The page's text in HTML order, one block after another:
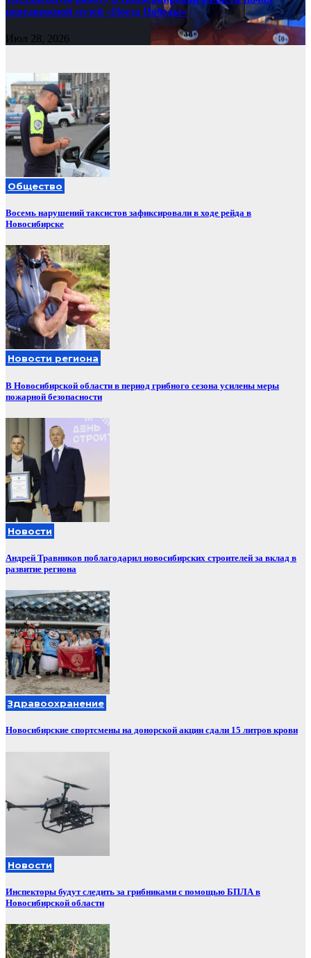
передвижной музей «Поезд Победы»
Июл 28, 2026
Общество
Восемь нарушений таксистов зафиксировали в ходе рейда в
Новосибирске
Новости региона
В Новосибирской области в период грибного сезона усилены меры
пожарной безопасности
Новости
Андрей Травников поблагодарил новосибирских строителей за вклад в
развитие региона
Здравоохранение
Новосибирские спортсмены на донорской акции сдали 15 литров крови
Новости
Инспекторы будут следить за грибниками с помощью БПЛА в
Новосибирской области